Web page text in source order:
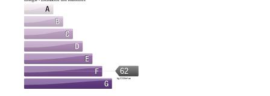
62
kg CO2/m².an